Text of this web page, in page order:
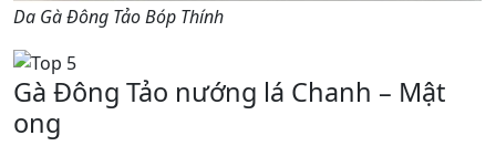
Da Gà Đông Tảo Bóp Thính
Gà Đông Tảo nướng lá Chanh – Mật
ong